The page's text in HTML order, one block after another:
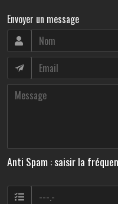
Envoyer un message
Anti Spam : saisir la